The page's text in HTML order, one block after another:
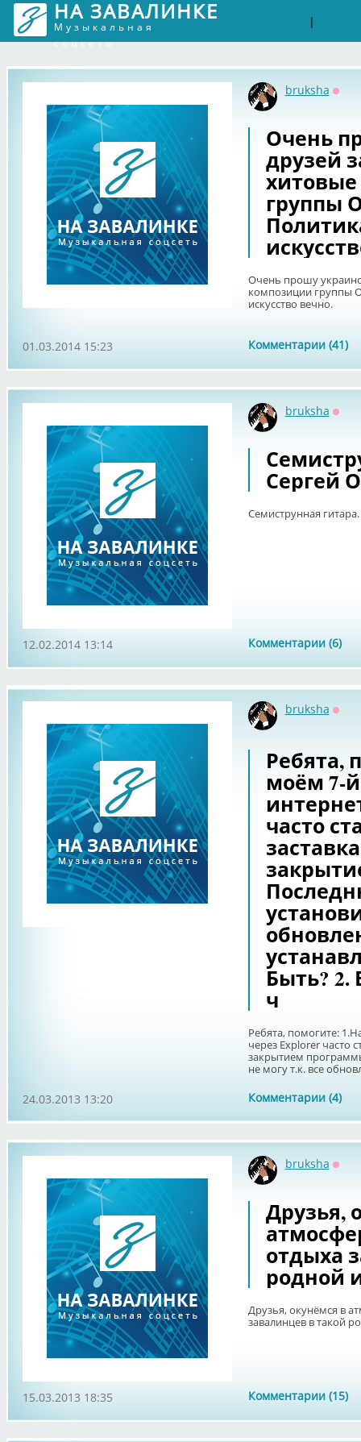
НА ЗАВАЛИНКЕ
Музыкальная
соцсеть
|
bruksha
Очень
друзей
группы
Очень прошу
композиции группы
искусство вечно.
Комментарии (41)
01.03.2014 15:23
bruksha
Сергей
Семиструнная
Комментарии (6)
12.02.2014 13:14
bruksha
Ребята,
моём 7-
часто
Быть?
ч
Ребята, помогите:
через Explorer часто
закрытием
не могу т.к. все
Комментарии (4)
24.03.2013 13:20
bruksha
Друзья,
отдыха
родной
Друзья, окунёмся в
завалинцев в такой
Комментарии (15)
15.03.2013 18:35